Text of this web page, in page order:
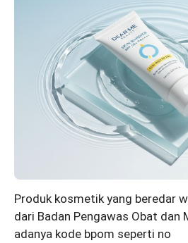
Produk kosmetik yang beredar
dari Badan Pengawas Obat dan
adanya kode bpom seperti no